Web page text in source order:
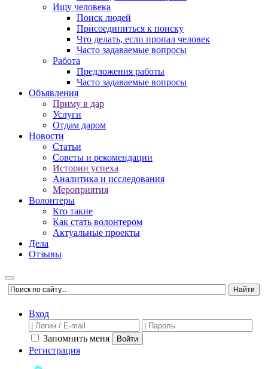
Ищу человека
Поиск людей
Присоединиться к поиску
Что делать, если пропал человек
Часто задаваемые вопросы
Работа
Предложения работы
Часто задаваемые вопросы
Объявления
Приму в дар
Услуги
Отдам даром
Новости
Статьи
Советы и рекомендации
Истории успеха
Аналитика и исследования
Мероприятия
Волонтеры
Кто такие
Как стать волонтером
Актуальные проекты
Дела
Отзывы
Вход
Запомнить меня Войти
Регистрация